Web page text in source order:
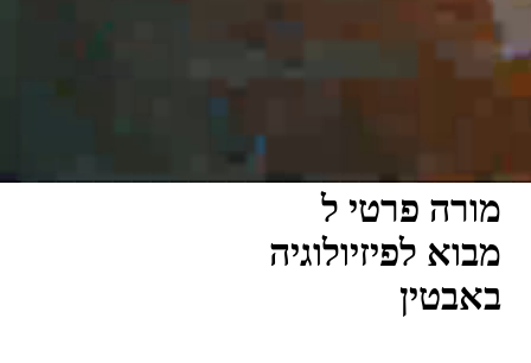
מורה פרטי ל
מבוא לפיזיולוגיה
באבטין